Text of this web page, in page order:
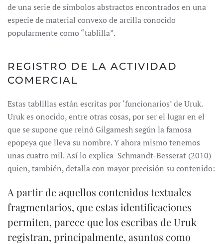
de una serie de símbolos abstractos encontrados en una
especie de material convexo de arcilla conocido
popularmente como “tablilla”.
REGISTRO DE LA ACTIVIDAD
COMERCIAL
Estas tablillas están escritas por ‘funcionarios’ de Uruk.
Uruk es onocido, entre otras cosas, por ser el lugar en el
que se supone que reinó Gilgamesh según la famosa
epopeya que lleva su nombre. Y ahora mismo tenemos
unas cuatro mil. Así lo explica Schmandt-Besserat (2010)
quien, también, detalla con mayor precisión su contenido:
A partir de aquellos contenidos textuales
fragmentarios, que estas identificaciones
permiten, parece que los escribas de Uruk
registran, principalmente, asuntos como